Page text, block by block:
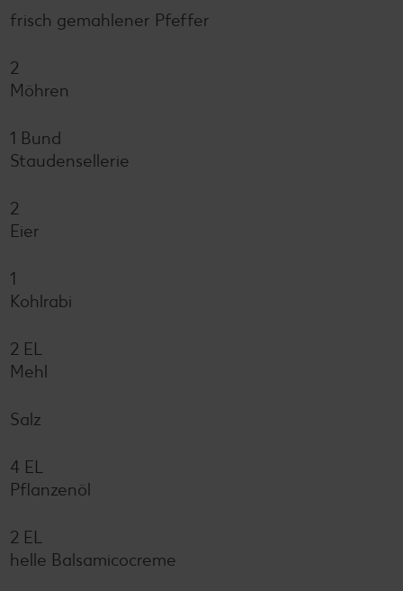
frisch gemahlener Pfeffer
2
Möhren
1 Bund
Staudensellerie
2
Eier
1
Kohlrabi
2 EL
Mehl
Salz
4 EL
Pflanzenöl
2 EL
helle Balsamicocreme